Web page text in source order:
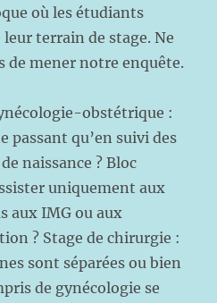
où les étudiants
terrain de stage. Ne
de mener notre enquête.
obstétrique :
passant qu’en suivi des
naissance ? Bloc
uniquement aux
aux IMG ou aux
? Stage de chirurgie :
sont séparées ou bien
de gynécologie se